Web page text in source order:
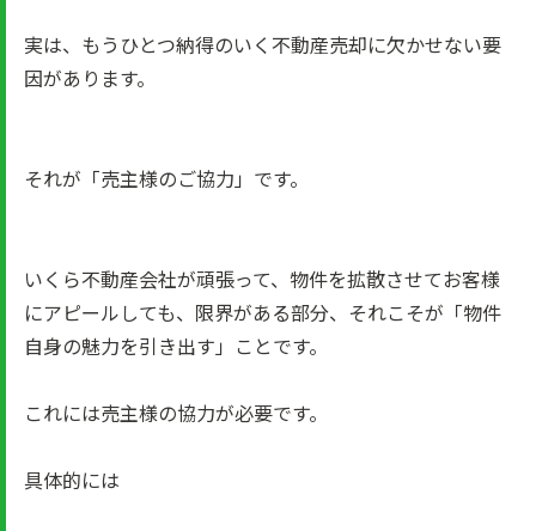
実は、もうひとつ納得のいく不動産売却に欠かせない要
因があります。
それが「売主様のご協力」です。
いくら不動産会社が頑張って、物件を拡散させてお客様
にアピールしても、限界がある部分、それこそが「物件
自身の魅力を引き出す」ことです。
これには売主様の協力が必要です。
具体的には